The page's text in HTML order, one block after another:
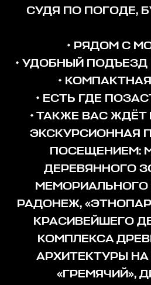
СУДЯ ПО ПОГОДЕ,
• РЯДОМ С
• УДОБНЫЙ
•
• ЕСТЬ ГДЕ
• ТАКЖЕ ВАС ЖДЁТ
ЭКСКУРСИОННАЯ
ПОСЕЩЕНИЕМ:
ДЕРЕВЯННОГО
МЕМОРИАЛЬНОГО
РАДОНЕЖ,
КРАСИВЕЙШЕГО
КОМПЛЕКСА
АРХИТЕКТУРЫ
«ГРЕМЯЧИЙ»,